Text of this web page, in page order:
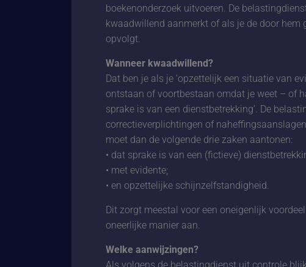
boekenonderzoek uitvoeren. De
kwaadwillend aanmerkt of als je de door hem
opvolgt.
Wanneer kwaadwillend?
Dat ben je als je ‘opzettelijk een situatie van
ontstaan of voortbestaan omdat je weet – of
sprake is van een dienstbetrekking’. De
correctieverplichtingen of
moet dan de volgende drie zaken aantonen:
• dat sprake is van een (fictieve)
• met evidente;
• en opzettelijke schijnzelfstandigheid.
Dit zorgt meestal voor een oneigenlijk
oneerlijke manier aan.
Welke aanwijzingen?